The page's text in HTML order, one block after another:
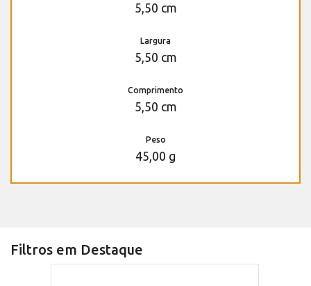
5,50 cm
Largura
5,50 cm
Comprimento
5,50 cm
Peso
45,00 g
Filtros em Destaque